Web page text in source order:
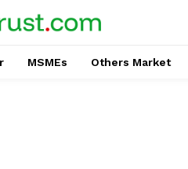
MSMEs Others Market